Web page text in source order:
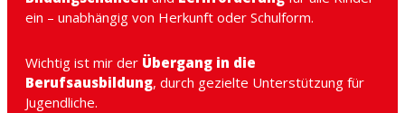
ein – unabhängig von Herkunft oder Schulform.
Wichtig ist mir der Übergang in die
Berufsausbildung, durch gezielte Unterstützung für
Jugendliche.